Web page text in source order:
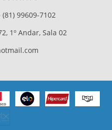
99609-7102
1º Andar, Sala 02